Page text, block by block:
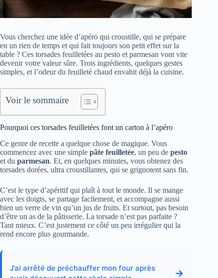
Vous cherchez une idée d’apéro qui croustille, qui se prépare
en un rien de temps et qui fait toujours son petit effet sur la
table ? Ces torsades feuilletées au pesto et parmesan vont vite
devenir votre valeur sûre. Trois ingrédients, quelques gestes
simples, et l’odeur du feuilleté chaud envahit déjà la cuisine.
Voir le sommaire
Pourquoi ces torsades feuilletées font un carton à l’apéro
Ce genre de recette a quelque chose de magique. Vous
commencez avec une simple pâte feuilletée, un peu de pesto
et du parmesan. Et, en quelques minutes, vous obtenez des
torsades dorées, ultra croustillantes, qui se grignotent sans fin.
C’est le type d’apéritif qui plaît à tout le monde. Il se mange
avec les doigts, se partage facilement, et accompagne aussi
bien un verre de vin qu’un jus de fruits. Et surtout, pas besoin
d’être un as de la pâtisserie. La torsade n’est pas parfaite ?
Tant mieux. C’est justement ce côté un peu irrégulier qui la
rend encore plus gourmande.
J’ai arrêté de préchauffer mon four après
→